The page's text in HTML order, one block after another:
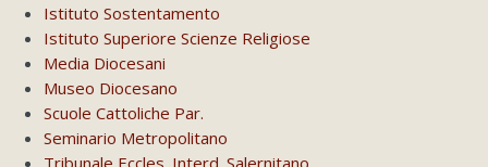
Istituto Sostentamento
Istituto Superiore Scienze Religiose
Media Diocesani
Museo Diocesano
Scuole Cattoliche Par.
Seminario Metropolitano
Tribunale Eccles. Interd. Salernitano